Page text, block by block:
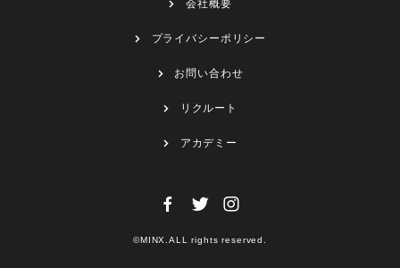
会社概要
プライバシーポリシー
お問い合わせ
リクルート
アカデミー
©MINX.ALL rights reserved.